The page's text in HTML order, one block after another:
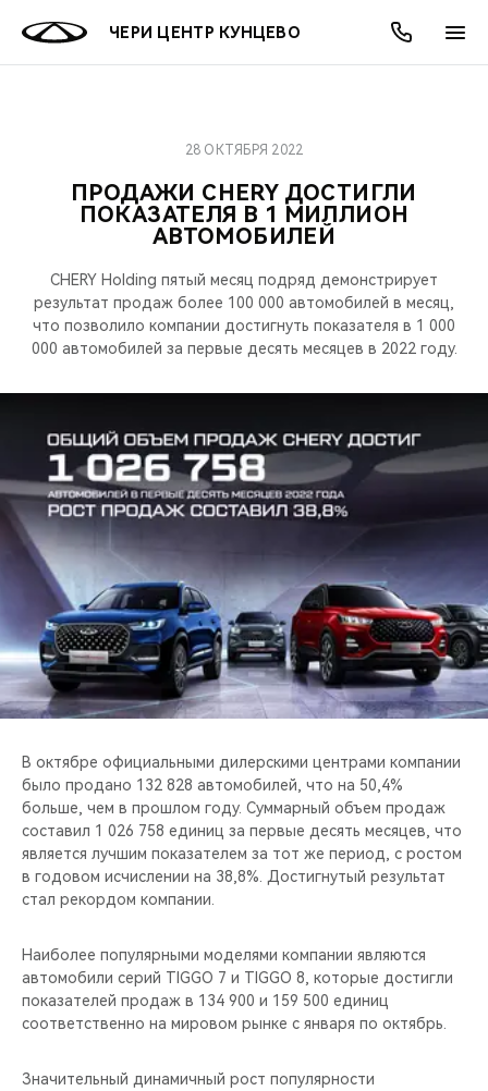
ЧЕРИ ЦЕНТР КУНЦЕВО
МОДЕЛИ
ВСЕ МОДЕЛИ
КРОССОВЕРЫ
СЕДАНЫ
ПОКУПАТЕЛЯМ
ВЫБОР И ПОКУПКА
ВЛАДЕЛЬЦАМ
ПОДДЕРЖКА
МИР CHERY
АКСЕССУАРЫ
CHERY В СОЦСЕТЯХ
БЛАГОТВОРИТЕЛЬНОСТЬ
CHERY REMOTE
CHERY И СПОРТ
НАШИ МЕРОПРИЯТИЯ
ВИДЕООБЗОРЫ
CHERY ДЛЯ ДЕТЕЙ
АКЦИИ
ВЫГОДЫ И АКЦИИ
ОНЛАЙН СЕРВИСЫ
ВЫБОР И ПОКУПКА
О КОМПАНИИ
ПРОДАЖИ CHERY ДОСТИГЛИ
ПОКАЗАТЕЛЯ В 1 МИЛЛИОН
АВТОМОБИЛЕЙ
28 ОКТЯБРЯ 2022
CHERY Holding пятый месяц подряд демонстрирует
результат продаж более 100 000 автомобилей в месяц,
что позволило компании достигнуть показателя в 1 000
000 автомобилей за первые десять месяцев в 2022 году.
В октябре официальными дилерскими центрами компании
было продано 132 828 автомобилей, что на 50,4%
больше, чем в прошлом году. Суммарный объем продаж
составил 1 026 758 единиц за первые десять месяцев, что
является лучшим показателем за тот же период, с ростом
в годовом исчислении на 38,8%. Достигнутый результат
стал рекордом компании.
Наиболее популярными моделями компании являются
автомобили серий TIGGO 7 и TIGGO 8, которые достигли
показателей продаж в 134 900 и 159 500 единиц
соответственно на мировом рынке с января по октябрь.
Значительный динамичный рост популярности